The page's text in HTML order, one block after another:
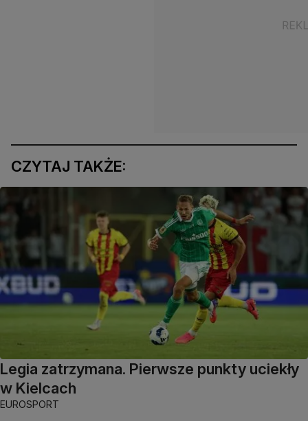
CZYTAJ TAKŻE:
Legia zatrzymana. Pierwsze punkty uciekły
w Kielcach
EUROSPORT